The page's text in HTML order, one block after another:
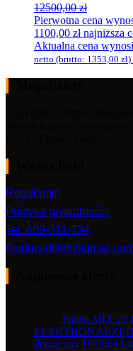
12500,00zł
Pierwotna cena
1100,00 złnajniższa
Aktualna cena
netto (brutto: 1353,00 zł)
Regulamin
Polityka prywatności
Tel. 609-311-734
Paleta MIX 25
detaliczna 10926zł